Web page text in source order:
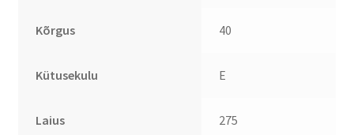
Kõrgus 40
Kütusekulu E
Laius 275